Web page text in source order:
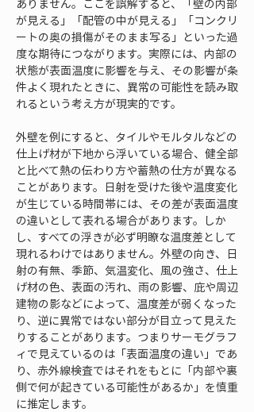
ありません。ここを誤解すると、「壁の内部
が見える」「配管の中が見える」「コンクリ
ートの奥の損傷がそのまま写る」といった過
度な期待につながります。実際には、内部の
状態が表面温度に影響を与え、その影響が条
件よく現れたときに、異常の可能性を読み取
れるという考え方が現実的です。
外壁を例にすると、タイルやモルタルなどの
仕上げ材が下地から浮いている場合、健全部
と比べて熱の伝わり方や蓄熱の仕方が異なる
ことがあります。日射を受けた後や温度変化
が生じている時間帯には、その差が表面温度
の違いとして表れる場合があります。しか
し、すべての浮きが必ず明瞭な温度差として
現れるわけではありません。外壁の向き、日
射の有無、季節、気温変化、風の強さ、仕上
げ材の色、表面の汚れ、雨の影響、庇や周辺
建物の影などによって、温度差が弱くなった
り、逆に異常ではない部分が目立って見えた
りすることがあります。つまりサーモグラフ
ィで見えているのは「表面温度の違い」であ
り、赤外線検査ではそれをもとに「内部や裏
側で何が起きている可能性があるか」を慎重
に推定します。